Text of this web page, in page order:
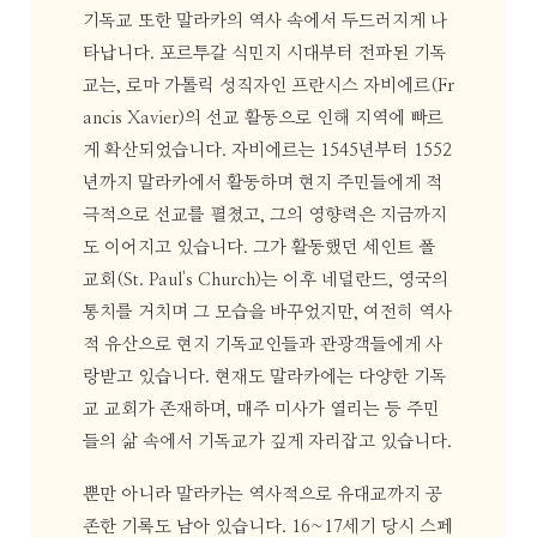
기독교 또한 말라카의 역사 속에서 두드러지게 나
타납니다. 포르투갈 식민지 시대부터 전파된 기독
교는, 로마 가톨릭 성직자인 프란시스 자비에르(Fr
ancis Xavier)의 선교 활동으로 인해 지역에 빠르
게 확산되었습니다. 자비에르는 1545년부터 1552
년까지 말라카에서 활동하며 현지 주민들에게 적
극적으로 선교를 펼쳤고, 그의 영향력은 지금까지
도 이어지고 있습니다. 그가 활동했던 세인트 폴
교회(St. Paul's Church)는 이후 네덜란드, 영국의
통치를 거치며 그 모습을 바꾸었지만, 여전히 역사
적 유산으로 현지 기독교인들과 관광객들에게 사
랑받고 있습니다. 현재도 말라카에는 다양한 기독
교 교회가 존재하며, 매주 미사가 열리는 등 주민
들의 삶 속에서 기독교가 깊게 자리잡고 있습니다.
뿐만 아니라 말라카는 역사적으로 유대교까지 공
존한 기록도 남아 있습니다. 16~17세기 당시 스페